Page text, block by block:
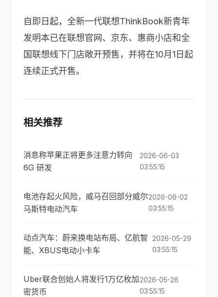
自即日起，全新一代联想ThinkBook新青年
发明本已在联想官网、京东、惠商小店和全
国联想线下门店敞开预售，并将在10月1日起
连续正式开售。
相关推荐
消息称苹果正将更多注意力转向
6G 研发
2026-06-03
03:55:15
电池存起火风险，威马召回部分威尔
马斯特电动汽车
2026-06-02
03:55:15
动点汽车：蔚来换电站布局、亿航智
能、XBUS电动小卡车
2026-05-29
03:55:15
Uber联合创始人将发行1万亿枚加
密货币
2026-05-26
03:55:15